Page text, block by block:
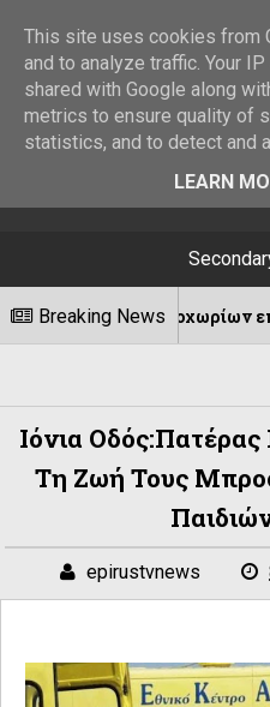
Breaking Newsεπέστρεψε στον
Ιόνια
Τη Ζωή Τους
epirustvnews
This site uses cookies from
and to analyze traffic. Your
shared with Google along
metrics to ensure quality of
statistics, and to detect and
LEARN